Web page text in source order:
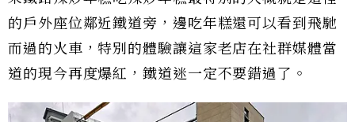
的戶外座位鄰近鐵道旁，邊吃年糕還可以看到飛馳
而過的火車，特別的體驗讓這家老店在社群媒體當
道的現今再度爆紅，鐵道迷一定不要錯過了。